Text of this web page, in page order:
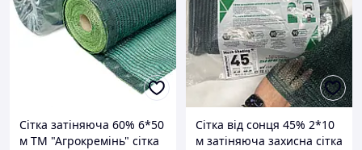
Сітка затіняюча 60% 6*50
м ТМ "Агрокремінь" сітка
Сітка від сонця 45% 2*10
м затіняюча захисна сітка